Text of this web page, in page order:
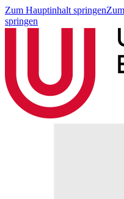
Zum Hauptinhalt springen
springen